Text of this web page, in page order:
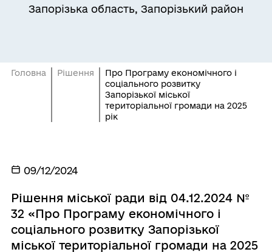
Запорізька область, Запорізький район
Головна Рішення
Про Програму економічного і
соціального розвитку
Запорізької міської
територіальної громади на 2025
рік
09/12/2024
Рішення міської ради від 04.12.2024 №
32 «Про Програму економічного і
соціального розвитку Запорізької
міської територіальної громади на 2025